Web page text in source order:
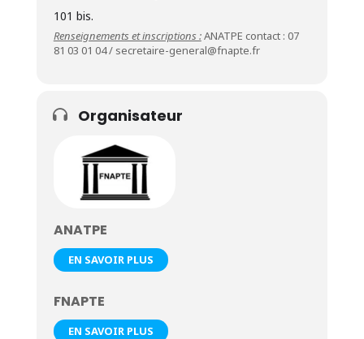
101 bis.
Renseignements et inscriptions :ANATPE contact : 07
81 03 01 04 / secretaire-general@fnapte.fr
Organisateur
ANATPE
EN SAVOIR PLUS
FNAPTE
EN SAVOIR PLUS